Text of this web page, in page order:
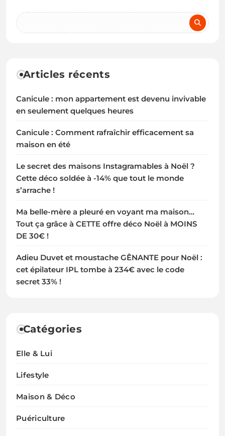
Articles récents
Canicule : mon appartement est devenu invivable
en seulement quelques heures
Canicule : Comment rafraîchir efficacement sa
maison en été
Le secret des maisons Instagramables à Noël ?
Cette déco soldée à -14% que tout le monde
s’arrache !
Ma belle-mère a pleuré en voyant ma maison…
Tout ça grâce à CETTE offre déco Noël à MOINS
DE 30€ !
Adieu Duvet et moustache GÊNANTE pour Noël :
cet épilateur IPL tombe à 234€ avec le code
secret 33% !
Catégories
Elle & Lui
Lifestyle
Maison & Déco
Puériculture